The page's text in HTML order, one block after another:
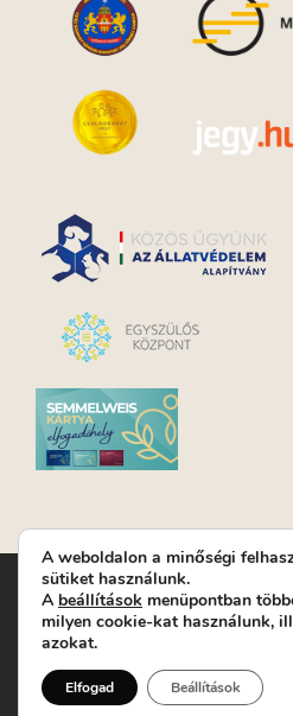
Turay Ida Színház Közhasznú
helyszín: Turay Ida Színház
Levelezési cím: 1089 Budapest,
Jegyrendelés: +36-70/607-2620
A weboldalon a minőségi
sütiket használunk.
A beállítások menüpontban
milyen cookie-kat használunk,
azokat.
Elfogad Beállítások